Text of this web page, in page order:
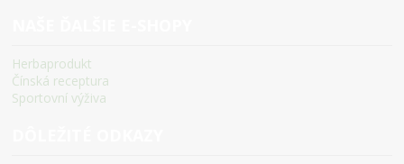
Herbaprodukt
Čínská receptura
Sportovní výživa